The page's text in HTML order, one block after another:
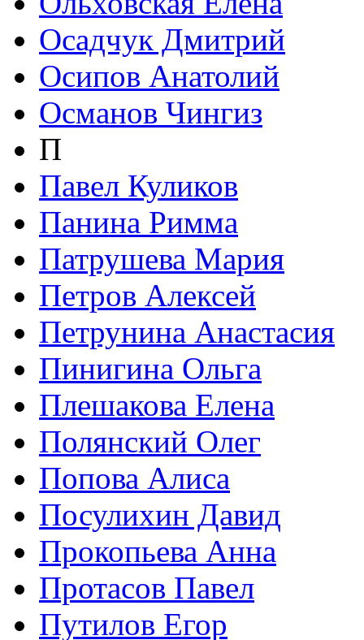
Осадчук Дмитрий
Осипов Анатолий
Османов Чингиз
П
Павел Куликов
Панина Римма
Патрушева Мария
Петров Алексей
Петрунина Анастасия
Пинигина Ольга
Плешакова Елена
Полянский Олег
Попова Алиса
Посулихин Давид
Прокопьева Анна
Протасов Павел
Путилов Егор